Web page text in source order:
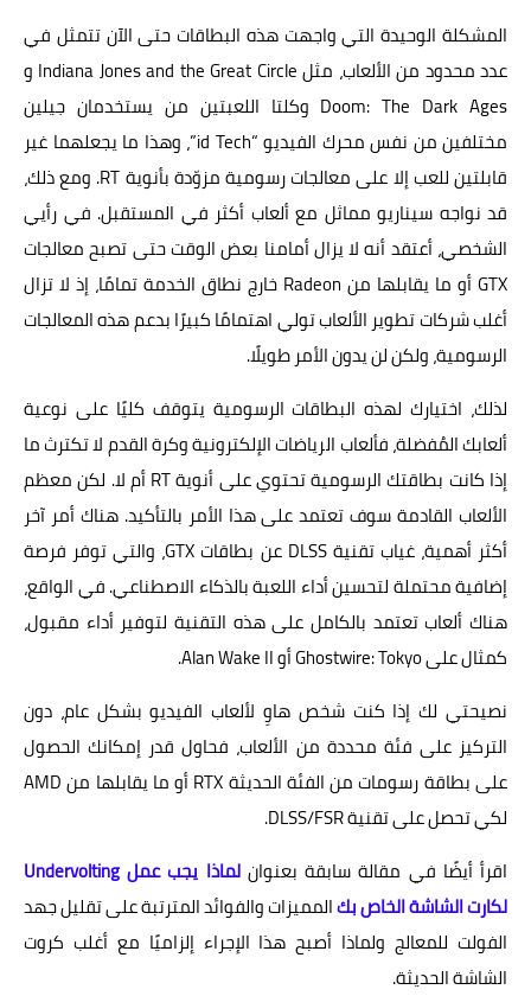
المشكلة الوحيدة التي واجهت هذه البطاقات حتى الآن تتمثل في
عدد محدود من الألعاب، مثل Indiana Jones and the Great Circle و
Doom: The Dark Ages وكلتا اللعبتين من يستخدمان جيلين
مختلفين من نفس محرك الفيديو “id Tech”، وهذا ما يجعلهما غير
قابلتين للعب إلا على معالجات رسومية مزوّدة بأنوية RT. ومع ذلك،
قد نواجه سيناريو مماثل مع ألعاب أكثر في المستقبل. في رأيي
الشخصي، أعتقد أنه لا يزال أمامنا بعض الوقت حتى تصبح معالجات
GTX أو ما يقابلها من Radeon خارج نطاق الخدمة تمامًا، إذ لا تزال
أغلب شركات تطوير الألعاب تولي اهتمامًا كبيرًا بدعم هذه المعالجات
الرسومية، ولكن لن يدون الأمر طويلًا.
لذلك، اختيارك لهذه البطاقات الرسومية يتوقف كليًا على نوعية
ألعابك المُفضلة، فألعاب الرياضات الإلكترونية وكرة القدم لا تكترث ما
إذا كانت بطاقتك الرسومية تحتوي على أنوية RT أم لا. لكن معظم
الألعاب القادمة سوف تعتمد على هذا الأمر بالتأكيد. هناك أمر آخر
أكثر أهمية، غياب تقنية DLSS عن بطاقات GTX، والتي توفر فرصة
إضافية محتملة لتحسين أداء اللعبة بالذكاء الاصطناعي. في الواقع،
هناك ألعاب تعتمد بالكامل على هذه التقنية لتوفير أداء مقبول،
كمثال على Ghostwire: Tokyo أو Alan Wake II.
نصيحتي لك إذا كنت شخص هاوِ لألعاب الفيديو بشكل عام، دون
التركيز على فئة محددة من الألعاب، فحاول قدر إمكانك الحصول
على بطاقة رسومات من الفئة الحديثة RTX أو ما يقابلها من AMD
لكي تحصل على تقنية DLSS/FSR.
اقرأ أيضًا في مقالة سابقة بعنوان
لماذا يجب عمل Undervolting
لكارت الشاشة الخاص بكالمميزات والفوائد المترتبة على تقليل جهد
الفولت للمعالج ولماذا أصبح هذا الإجراء إلزاميًا مع أغلب كروت
الشاشة الحديثة.